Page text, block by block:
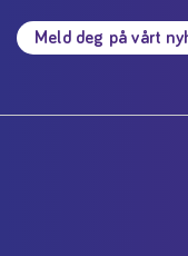
Meld deg på vårt